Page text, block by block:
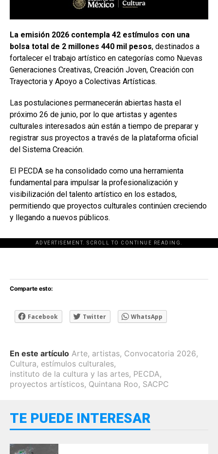
La emisión 2026 contempla 42 estímulos con una
bolsa total de 2 millones 440 mil pesos, destinados a
fortalecer el trabajo artístico en categorías como Nuevas
Generaciones Creativas, Creación Joven, Creación con
Trayectoria y Apoyo a Colectivas Artísticas.
Las postulaciones permanecerán abiertas hasta el
próximo 26 de junio, por lo que artistas y agentes
culturales interesados aún están a tiempo de preparar y
registrar sus proyectos a través de la plataforma oficial
del Sistema Creación.
El PECDA se ha consolidado como una herramienta
fundamental para impulsar la profesionalización y
visibilización del talento artístico en los estados,
permitiendo que proyectos culturales continúen creciendo
y llegando a nuevos públicos.
ADVERTISEMENT. SCROLL TO CONTINUE READING.
[adsforwp id="243463"]
Comparte esto:
Facebook Twitter WhatsApp
En este artículo Arte, artistas, Convocatoria 2026,
Cultura, estímulos culturales,
instituto de la cultura y las artes, PECDA,
proyectos artísticos, Quintana Roo, SACPC
TE PUEDE INTERESAR